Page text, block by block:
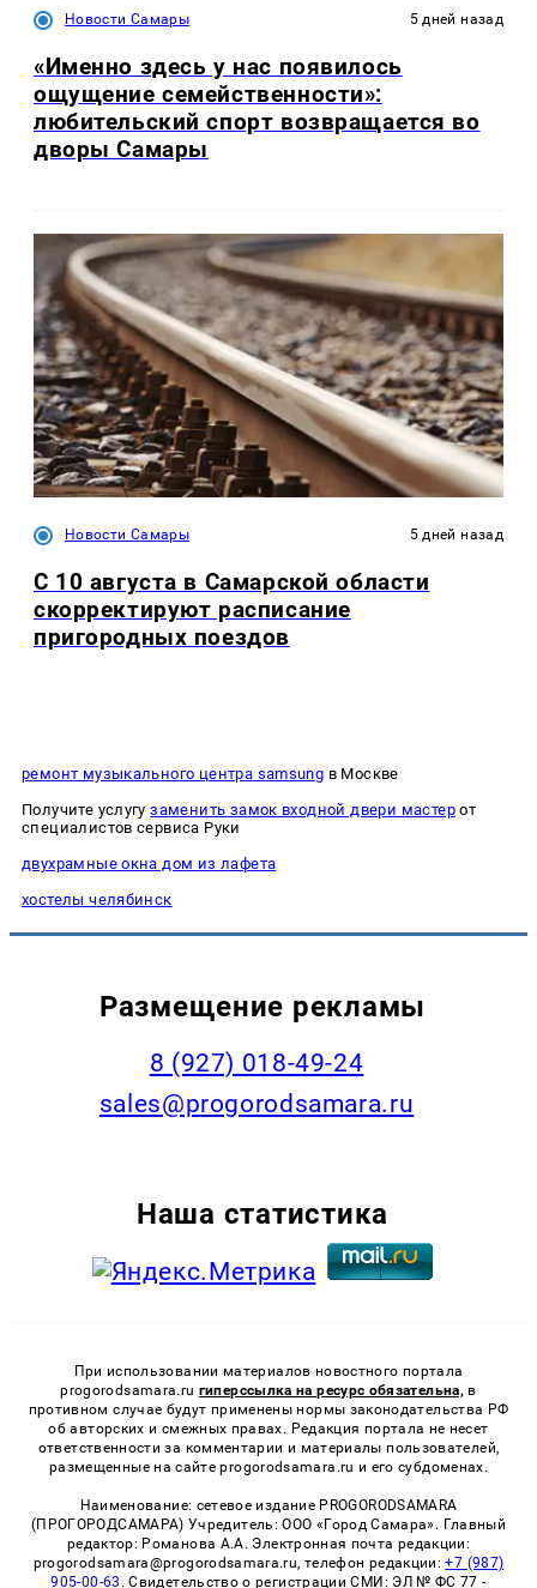
Новости Самары 5 дней назад
«Именно здесь у нас появилось
ощущение семейственности»:
любительский спорт возвращается во
дворы Самары
Новости Самары 5 дней назад
С 10 августа в Самарской области
скорректируют расписание
пригородных поездов
ремонт музыкального центра samsung в Москве
Получите услугузаменить замок входной двери мастерот
специалистов сервиса Руки
двухрамные окна дом из лафета
хостелы челябинск
Размещение рекламы
8 (927) 018-49-24
sales@progorodsamara.ru
Наша статистика
При использовании материалов новостного портала
progorodsamara.ru гиперссылка на ресурс обязательна, в
противном случае будут применены нормы законодательства РФ
об авторских и смежных правах. Редакция портала не несет
ответственности за комментарии и материалы пользователей,
размещенные на сайте progorodsamara.ru и его субдоменах.
Наименование: сетевое издание PROGORODSAMARA
(ПРОГОРОДСАМАРА) Учредитель: ООО «Город Самара». Главный
редактор: Романова А.А. Электронная почта редакции:
progorodsamara@progorodsamara.ru, телефон редакции:+7 (987)
905-00-63 . Свидетельство о регистрации СМИ: ЭЛ № ФС 77 -